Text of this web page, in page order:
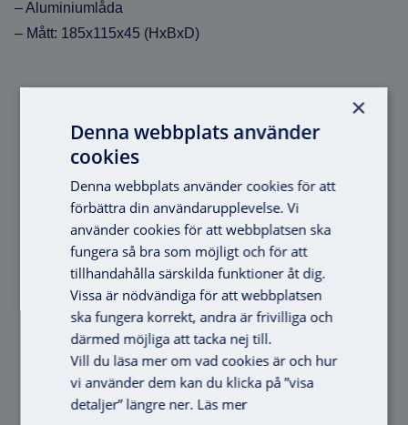
– Aluminiumlåda
– Mått: 185x115x45 (HxBxD)
Liknande produkter
Infällnadslåda Metall
×
Denna webbplats använder
cookies
Denna webbplats använder cookies för att
förbättra din användarupplevelse. Vi
använder cookies för att webbplatsen ska
fungera så bra som möjligt och för att
tillhandahålla särskilda funktioner åt dig.
Vissa är nödvändiga för att webbplatsen
ska fungera korrekt, andra är frivilliga och
därmed möjliga att tacka nej till.
Vill du läsa mer om vad cookies är och hur
vi använder dem kan du klicka på ”visa
detaljer” längre ner. Läs mer